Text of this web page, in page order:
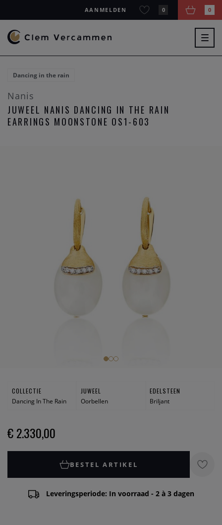
AANMELDEN 0 0
Dancing in the rain
Nanis
JUWEEL NANIS DANCING IN THE RAIN
EARRINGS MOONSTONE OS1-603
COLLECTIE
Dancing In The Rain
JUWEEL
Oorbellen
EDELSTEEN
Briljant
€ 2.330,00
BESTEL ARTIKEL
Leveringsperiode: In voorraad - 2 à 3 dagen